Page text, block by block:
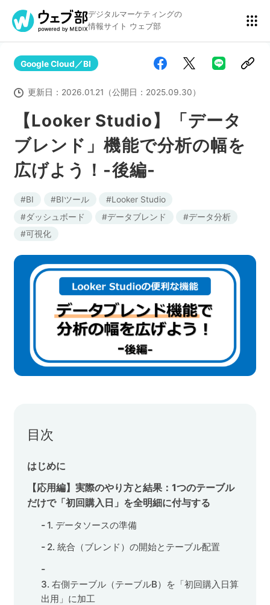
デジタルマーケティングの
情報サイト ウェブ部
リスティング広告 BtoBマーケティング
アクセス解析 ディスプレイ広告
アドテクノロジー 広告クリエイティブ
Webサイト構築 EC
ネット市場調査データ フィード広告
SEO ホワイトペーパー
Google Cloud／BI
実績・事例
株式会社メディックス
【Looker Studio】「データ
ブレンド」機能で分析の幅を
広げよう！-後編-
Google Cloud／BI
更新日： 2026.01.21 （公開日： 2025.09.30）
BI BIツール
Looker Studio
ダッシュボード
データブレンド
データ分析
可視化
目次
はじめに
【応用編】実際のやり方と結果：1つのテーブル
だけで「初回購入日」を全明細に付与する
1. データソースの準備
2. 統合（ブレンド）の開始とテーブル配置
3. 右側テーブル（テーブルB）を「初回購入日算
出用」に加工